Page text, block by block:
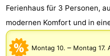
Zee
Zuid-
Kennermerland
Amsterdam
-
Haarlem
-
Zandvoort
Südholland
Ferienhaus für 3 Personen,
modernen Komfort und in
Montag 10. – Montag 17.